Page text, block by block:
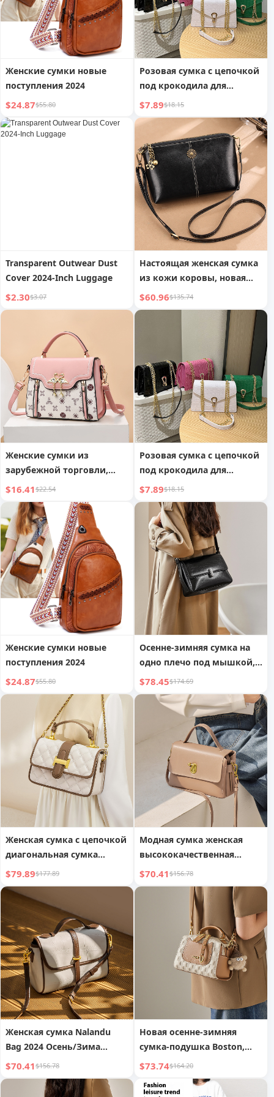
Женские сумки новые
поступления 2024
$24.87$55.80
Розовая сумка с цепочкой
под крокодила для
женщин
$7.89$18.15
Transparent Outwear Dust
Cover 2024-Inch Luggage
$2.30$3.07
Настоящая женская сумка
из кожи коровы, новая
сумка для рук, сумка
через плечо на одно
плечо, дамская сумка
$60.96$135.74
Женские сумки из
зарубежной торговли,
новая модная
универсальная сумка
через плечо с принтом для
дам, маленькая
квадратная сумка для
женщин
$16.41$22.54
Розовая сумка с цепочкой
под крокодила для
женщин
$7.89$18.15
Женские сумки новые
поступления 2024
$24.87$55.80
Осенне-зимняя сумка на
одно плечо под мышкой,
высококачественная
диагональная сумка,
женская сумка из
натуральной кожи
большой емкости
$78.45$174.69
Женская сумка с цепочкой
диагональная сумка
осенняя мода легкая
роскошь натуральная
коровья кожаная сумка
$79.89$177.89
Модная сумка женская
высококачественная
диагональная сумка ins
натуральная коровья
кожаная сумка
$70.41$156.78
Женская сумка Nalandu
Bag 2024 Осень/Зима
Новая модная сумка из
натуральной кожи
Женская сумка-
$70.41$156.78
Новая осенне-зимняя
сумка-подушка Boston,
дамская сумка из
натуральной кожи,
женская сумка
$73.74$164.20